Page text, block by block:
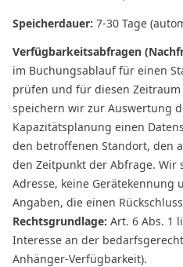
Speicherdauer: 7-30 Tage
Verfügbarkeitsabfragen
im Buchungsablauf für einen
prüfen und für diesen
speichern wir zur Auswertung
Kapazitätsplanung einen
den betroffenen Standort, den
den Zeitpunkt der Abfrage. Wir
Adresse, keine Gerätekennung
Angaben, die einen
Rechtsgrundlage: Art. 6 Abs. 1
Interesse an der
Anhänger-Verfügbarkeit).